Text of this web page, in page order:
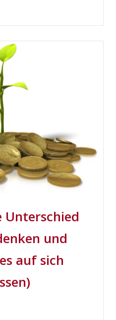
Unterschied
und
auf sich